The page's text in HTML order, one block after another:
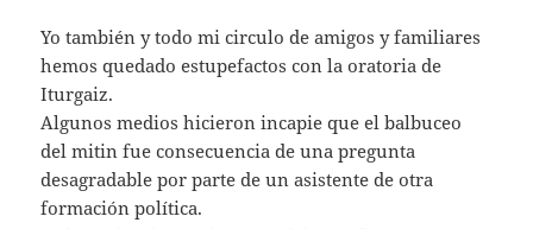
Yo también y todo mi circulo de amigos y familiares
hemos quedado estupefactos con la oratoria de
Iturgaiz.
Algunos medios hicieron incapie que el balbuceo
del mitin fue consecuencia de una pregunta
desagradable por parte de un asistente de otra
formación política.